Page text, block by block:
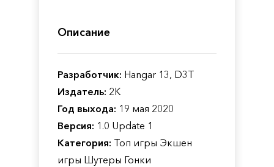
Описание
Разработчик: Hangar 13, D3T
Издатель: 2K
Год выхода: 19 мая 2020
Версия: 1.0 Update 1
Категория: Топ игры Экшен
игры Шутеры Гонки